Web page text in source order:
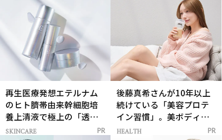
再生医療発想エテルナム
のヒト臍帯由来幹細胞培
養上清液で極上の「透明
感ハリ肌」へ
SKINCARE PR
後藤真希さんが10年以上
続けている「美容プロテ
イン習慣」。美ボディを
支える朝ルーティンと
HEALTH PR